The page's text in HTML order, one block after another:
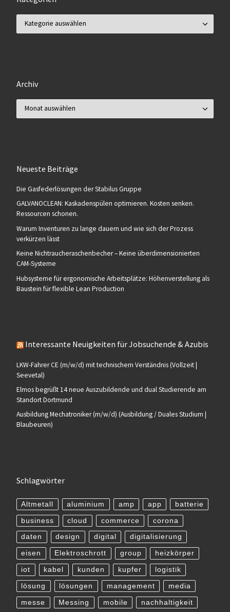
Archiv
Neueste Beiträge
Die Gasfederlösungen der Stabilus Gruppe
GALVANOCLEAN: Kaskadenspülen optimieren. Kosten senken.
Ressourcen schonen.
Warum Inventuren zu lange dauern und wie sich der Prozess
verkürzen lässt
Keine Nichtraucheraschenbecher – Keine überdimensionierten
CAM-Systeme
Hubsysteme für ergonomische Arbeitsplätze: Höhenverstellung als
Baustein für flexible Lean Production
Interessante Neuigkeiten für Jobsuchende & Azubis
LKW-Fahrer CE (m/w/d) mit technischem Verständnis (Vollzeit |
Seevetal)
Elmos begrüßt 14 neue Auszubildende und dual Studierende am
Standort Dortmund
Ausbildung Mechatroniker (m/w/d) (Ausbildung / Duales Studium |
Blaubeuren)
Schlagwörter
Altmetall aluminium amp app batterie
business cloud commerce corona
daten design digital digitalisierung
eisen Elektroschrott group heizkörper
iot kabel kunden kupfer logistik
lösung lösungen management media
messe Messing mobile nachhaltigkeit